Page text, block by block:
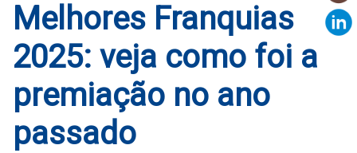
Melhores Franquias
2025: veja como foi a
premiação no ano
passado